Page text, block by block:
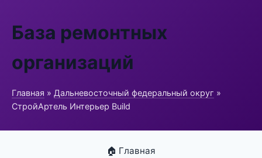
База ремонтных
организаций
Главная » Дальневосточный федеральный округ »
СтройАртель Интерьер Build
🏠 Главная